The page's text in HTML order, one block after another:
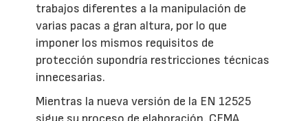
trabajos diferentes a la manipulación de
varias pacas a gran altura, por lo que
imponer los mismos requisitos de
protección supondría restricciones técnicas
innecesarias.
Mientras la nueva versión de la EN 12525